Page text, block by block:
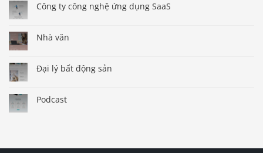
Công ty công nghệ ứng dụng SaaS
Nhà văn
Đại lý bất động sản
Podcast